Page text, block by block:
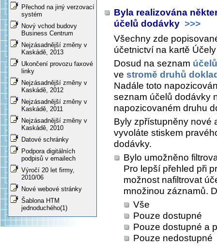
Přechod na jiný verzovací
systém
Nový vchod budovy
Business Centrum
Nejzásadnější změny v
Kaskádě, 2013
Ukončení provozu faxové
linky
Nejzásadnější změny v
Kaskádě, 2012
Nejzásadnější změny v
Kaskádě, 2011
Nejzásadnější změny v
Kaskádě, 2010
Datové schránky
Podpora digitálních
podpisů v emailech
Výročí 20 let firmy,
2010/06
Nové webové stránky
Šablona HTM
jednoduchého(1)
Byla realizována
účelů dodávky >>>
Všechny zde
účetnictví na kartě
Dosud na seznam
ve stromě druhů
Nadále toto
seznam účelů dodávky
napozicovaném druhu
Byly zpřístupněny nové
vyvoláte stiskem
dodávky.
Bylo umožněno
Pro lepší přehled při
možnost nafiltrovat
množinou záznamů.
Vše
Pouze dostupné
Pouze dostupné a
Pouze nedostupné